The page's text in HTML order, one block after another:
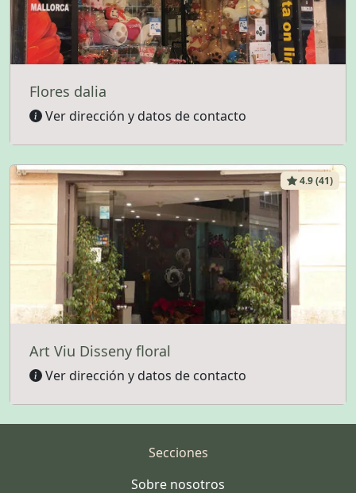
Flores dalia
Ver dirección y datos de contacto
4.9 (41)
Art Viu Disseny floral
Ver dirección y datos de contacto
Secciones
Sobre nosotros